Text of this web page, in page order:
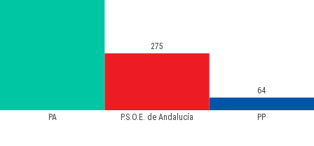
PA P.S.O.E. de Andalucía PP
275
64